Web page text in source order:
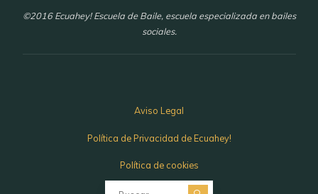
©2016 Ecuahey! Escuela de Baile, escuela especializada en bailes
sociales.
Aviso Legal
Política de Privacidad de Ecuahey!
Política de cookies